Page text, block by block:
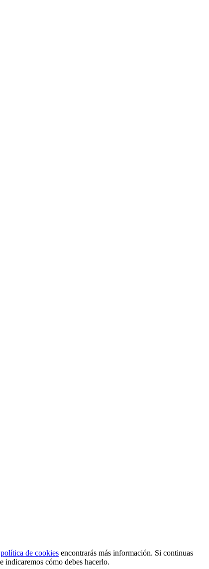
política de cookies encontrarás más información. Si continuas
indicaremos cómo debes hacerlo.